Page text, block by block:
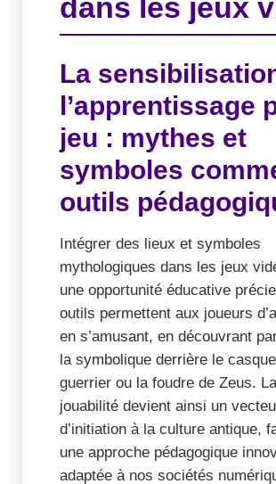
dans les jeux
La
l’apprentissage
jeu : mythes et
symboles
outils
Intégrer des lieux et symboles
mythologiques dans les jeux
une opportunité éducative
outils permettent aux joueurs
en s’amusant, en découvrant
la symbolique derrière le
guerrier ou la foudre de Zeus. La
jouabilité devient ainsi un
d’initiation à la culture antique,
une approche pédagogique
adaptée à nos sociétés